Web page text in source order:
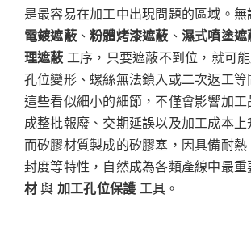
是最容易在加工中出現問題的區域。無
電鍍遮蔽、粉體烤漆遮蔽 、 濕式噴塗遮
理遮蔽 工序，只要遮蔽不到位，就可
孔位變形、螺絲無法鎖入或二次返工等
這些看似細小的細節，不僅會影響加工
成整批報廢、交期延誤以及加工成本上
而矽膠材質製成的矽膠塞，因具備耐
封度等特性，自然成為各類產線中最重
材 與 加工孔位保護 工具。